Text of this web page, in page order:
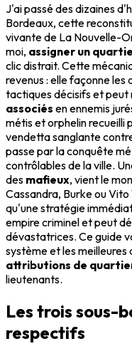
J'ai passé des dizaines
Bordeaux, cette
vivante de La Nouvelle-
moi, assigner un
clic distrait. Cette
revenus : elle façonne
tactiques décisifs et peut
associés en ennemis
métis et orphelin recueilli
vendetta sanglante
passe par la conquête
contrôlables de la ville.
des mafieux, vient le
Cassandra, Burke ou
qu'une stratégie
empire criminel et peut
dévastatrices. Ce guide
système et les
attributions de
lieutenants.
Les trois sous-
respectifs